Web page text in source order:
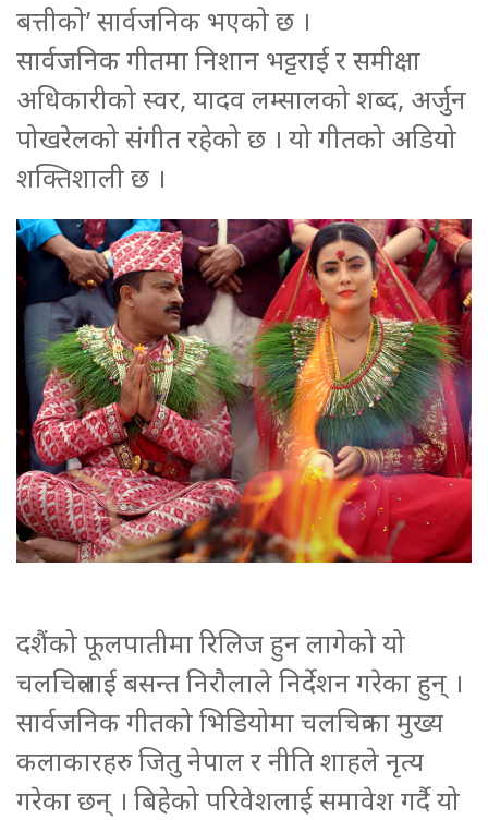
बत्तीको’ सार्वजनिक भएको छ ।
सार्वजनिक गीतमा निशान भट्टराई र समीक्षा
अधिकारीको स्वर, यादव लम्सालको शब्द, अर्जुन
पोखरेलको संगीत रहेको छ । यो गीतको अडियो
शक्तिशाली छ ।
दशैंको फूलपातीमा रिलिज हुन लागेको यो
चलचित्रलाई बसन्त निरौलाले निर्देशन गरेका हुन् ।
सार्वजनिक गीतको भिडियोमा चलचित्रका मुख्य
कलाकारहरु जितु नेपाल र नीति शाहले नृत्य
गरेका छन् । बिहेको परिवेशलाई समावेश गर्दै यो